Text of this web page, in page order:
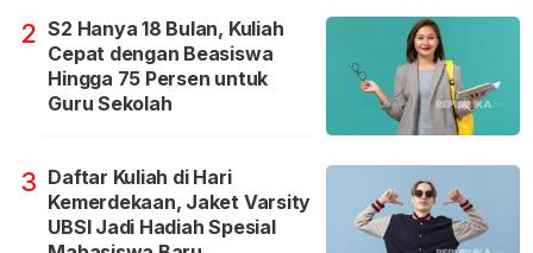
2 S2 Hanya 18 Bulan, Kuliah
Cepat dengan Beasiswa
Hingga 75 Persen untuk
Guru Sekolah
3 Daftar Kuliah di Hari
Kemerdekaan, Jaket Varsity
UBSI Jadi Hadiah Spesial